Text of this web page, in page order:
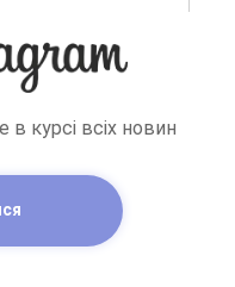
в курсі всіх новин